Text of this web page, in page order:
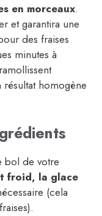
en morceaux.
et garantira une
des fraises
minutes à
homogène
bol de votre
froid, la glace
(cela